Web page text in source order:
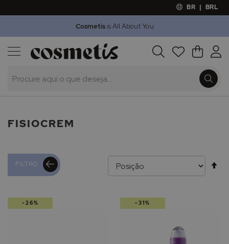
BR | BRL
Cosmetisis All About You
Procura O Meu
Outlet
FISIOCREM
FILTRO
-26% -31%